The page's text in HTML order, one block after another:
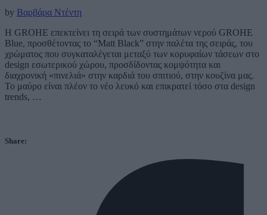
by Βαρβάρα Ντέντη
Η GROHE επεκτείνει τη σειρά των συστημάτων νερού GROHE
Blue, προσθέτοντας το “Matt Black” στην παλέτα της σειράς, του
χρώματος που συγκαταλέγεται μεταξύ των κορυφαίων τάσεων στο
design εσωτερικού χώρου, προσδίδοντας κομψότητα και
διαχρονική «πινελιά» στην καρδιά του σπιτιού, στην κουζίνα μας.
Το μαύρο είναι πλέον το νέο λευκό και επικρατεί τόσο στα design
trends, …
Share: